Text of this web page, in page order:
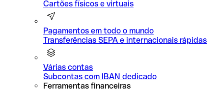
Cartões físicos e virtuais
Pagamentos em todo o mundo
Transferências SEPA e internacionais rápidas
Várias contas
Subcontas com IBAN dedicado
Ferramentas financeiras